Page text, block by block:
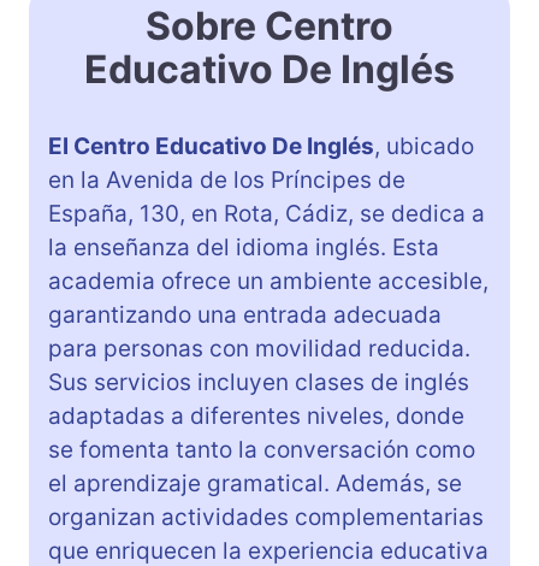
Sobre Centro
Educativo De Inglés
El Centro Educativo De Inglés, ubicado
en la Avenida de los Príncipes de
España, 130, en Rota, Cádiz, se dedica a
la enseñanza del idioma inglés. Esta
academia ofrece un ambiente accesible,
garantizando una entrada adecuada
para personas con movilidad reducida.
Sus servicios incluyen clases de inglés
adaptadas a diferentes niveles, donde
se fomenta tanto la conversación como
el aprendizaje gramatical. Además, se
organizan actividades complementarias
que enriquecen la experiencia educativa